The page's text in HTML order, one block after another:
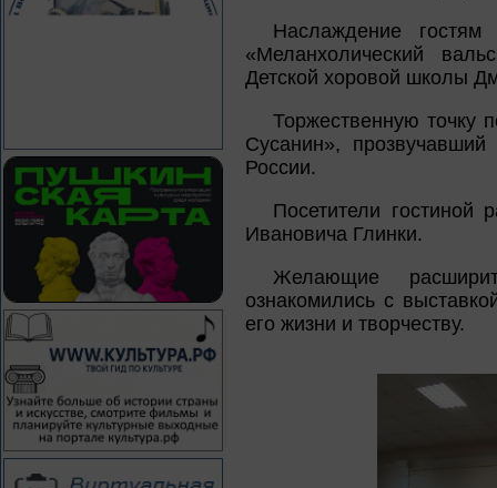
Наслаждение
«Меланхолический
Детской хоровой школы
Торжественную точку
Сусанин»,
России.
Посетители гостиной
Ивановича Глинки.
Желающие
ознакомились с
его жизни и творчеству.